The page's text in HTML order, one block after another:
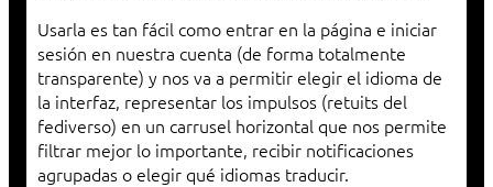
Usarla es tan fácil como entrar en la página e iniciar
sesión en nuestra cuenta (de forma totalmente
transparente) y nos va a permitir elegir el idioma de
la interfaz, representar los impulsos (retuits del
fediverso) en un carrusel horizontal que nos permite
filtrar mejor lo importante, recibir notificaciones
agrupadas o elegir qué idiomas traducir.